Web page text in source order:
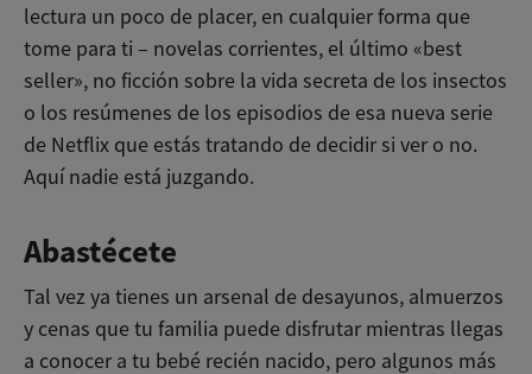
lectura un poco de placer, en cualquier forma que
tome para ti – novelas corrientes, el último «best
seller», no ficción sobre la vida secreta de los insectos
o los resúmenes de los episodios de esa nueva serie
de Netflix que estás tratando de decidir si ver o no.
Aquí nadie está juzgando.
Abastécete
Tal vez ya tienes un arsenal de desayunos, almuerzos
y cenas que tu familia puede disfrutar mientras llegas
a conocer a tu bebé recién nacido, pero algunos más